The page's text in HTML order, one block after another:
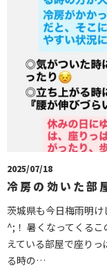
2025/07/18
冷房の効いた部
茨城県も今日梅雨明
^;！ 暑くなってくる
えている部屋で座り
る時の…